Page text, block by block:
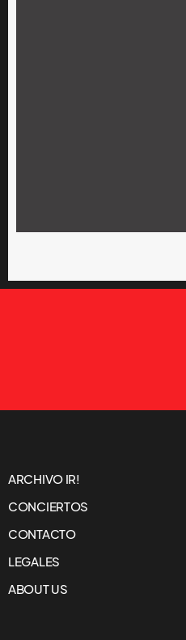
ARCHIVO IR!
CONCIERTOS
CONTACTO
LEGALES
ABOUT US